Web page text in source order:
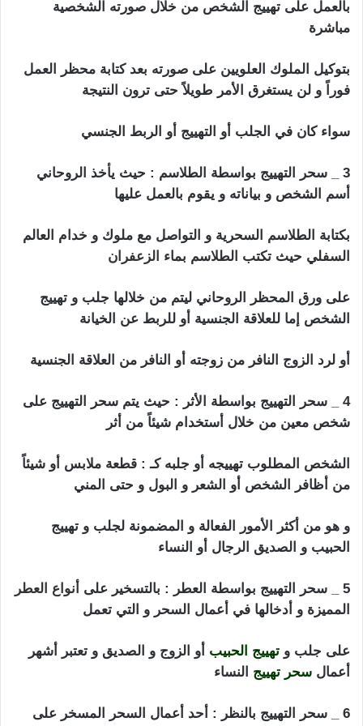
بالعمل على تهييج الشخص من خلال صورته الشخصية
مباشرة
بتوكيل الملوك العلويين على صورته بعد كتابة محظر العمل
فوراً و لن يستغرق الأمر طويلاً حتى ترون النتيجة
سواء كان في الجلب أو التهييج أو الربط الجنسي
3 _ سحر التهييج بواسطة الطلاسم : حيث يأخذ الروحاني
أسم الشخص و بياناته و يقوم بالعمل عليها
بكتابة الطلاسم السحرية و التواصل مع ملوك و خدام العالم
السفلي حيث تكتب الطلاسم بماء الزعفران
على ورق المحظر الروحاني ليتم من خلالها جلب و تهييج
الشخص إما للعلاقة الجنسية أو للربط عن الخيانة
أو لرد الزوج النافر من زوجته أو النافر من العلاقة الجنسية
4 _ سحر التهييج بواسطة الأثر : حيث يتم سحر التهييج على
شخص معين من خلال أستخدام شيئاً من أثر
الشخص المطلوب تهييجه أو جلبه كـ : قطعة ملابس أو شيئاً
من أظافر الشخص أو الشعر و البول و حتى المني
و هو من أكثر الأمور الفعالة و المضمونة لجلب و تهييج
الحبيب و الصديق الرجال أو النساء
5 _ سحر التهييج بواسطة العطر : بالتسخير على
أنواع العطر
المميزة و أدخالها في أعمال السحر و التي تعمل
على جلب و تهييج الحبيب أو الزوج و الصديق و تعتبر أشهر
أعمال سحر تهييج النساء
6 _ سحر التهييج بالنظر : أحد أعمال السحر المسخر على